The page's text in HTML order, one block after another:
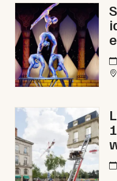
Expos
Sorties & loisirs
Jeux en Loire-
Newsletter des